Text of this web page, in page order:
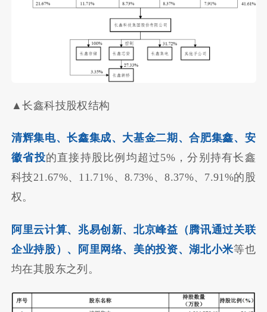
▲长鑫科技股权结构
清辉集电、长鑫集成、大基金二期、合肥集鑫、安
徽省投的直接持股比例均超过5%，分别持有长鑫
科技21.67%、11.71%、8.73%、8.37%、7.91%的股
权。
阿里云计算、兆易创新、北京峰益（腾讯通过关联
企业持股）、阿里网络、美的投资、湖北小米等也
均在其股东之列。